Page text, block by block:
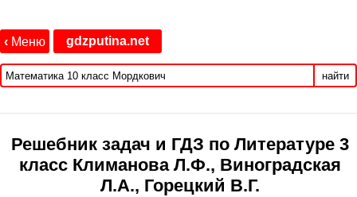
‹ Меню gdzputina.net
найти
Решебник задач и ГДЗ по Литературе 3
класс Климанова Л.Ф., Виноградская
Л.А., Горецкий В.Г.